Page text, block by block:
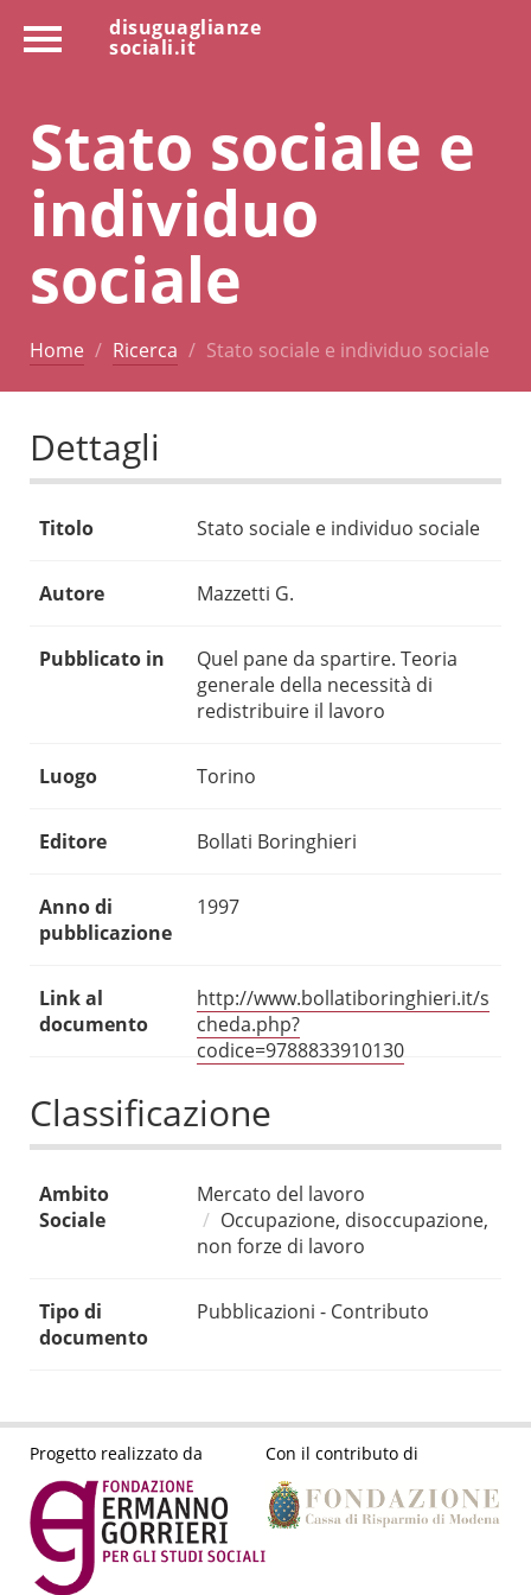
disuguaglianze
sociali.it
Stato sociale e
individuo
sociale
Home Ricerca Stato sociale e individuo sociale
Dettagli
Titolo Stato sociale e individuo sociale
Autore Mazzetti G.
Pubblicato in
Quel pane da spartire. Teoria
generale della necessità di
redistribuire il lavoro
Luogo Torino
Editore Bollati Boringhieri
Anno di
pubblicazione
1997
Link al
documento
http://www.bollatiboringhieri.it/s
cheda.php?
codice=9788833910130
Classificazione
Ambito
Sociale
Mercato del lavoro
Occupazione, disoccupazione,
non forze di lavoro
Tipo di
documento
Pubblicazioni - Contributo
Progetto realizzato da Con il contributo di